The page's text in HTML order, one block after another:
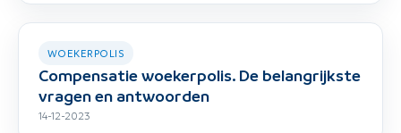
WOEKERPOLIS
Compensatie woekerpolis. De belangrijkste
vragen en antwoorden
14-12-2023